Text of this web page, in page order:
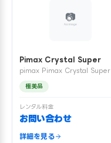
Pimax Crystal Super
pimax Pimax Crystal Super
極美品
レンタル料金
お問い合わせ
詳細を見る